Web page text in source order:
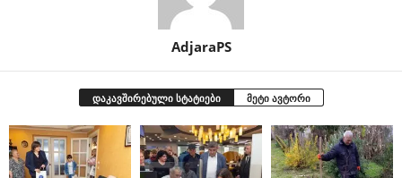
AdjaraPS
დაკავშირებული სტატიები მეტი ავტორი